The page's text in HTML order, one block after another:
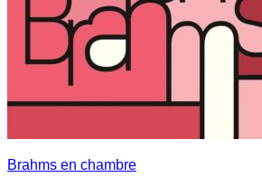
Brahms en chambre